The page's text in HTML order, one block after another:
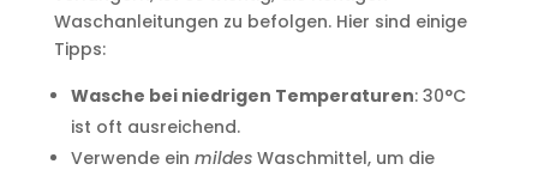
Waschanleitungen zu befolgen. Hier sind einige
Tipps:
Wasche bei niedrigen Temperaturen: 30°C
ist oft ausreichend.
Verwende ein mildesWaschmittel, um die